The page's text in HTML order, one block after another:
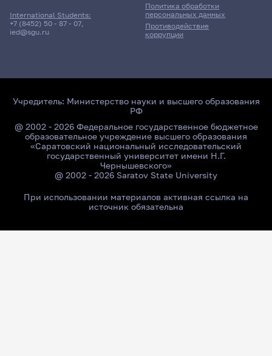
International Students:
+7 (8452) 50 - 87 - 07,
ied@sgu.ru
Политика обработки
персональных данных
Противодействие
коррупции
Учредитель: Министерство науки и высшего образования
РФ
@ 2002 - 2026 Федеральное государственное бюджетное
образовательное учреждение высшего образования
«Саратовский национальный исследовательский
государственный университет имени Н.Г.
Чернышевского»
@ 2002 - 2026 Saratov State University
При использовании материалов активная ссылка на
источник обязательна